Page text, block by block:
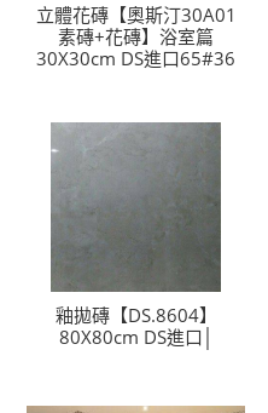
立體花磚【奧斯汀30A01
素磚+花磚】浴室篇
30X30cm DS進口65#36
釉拋磚【DS.8604】
80X80cm DS進口│